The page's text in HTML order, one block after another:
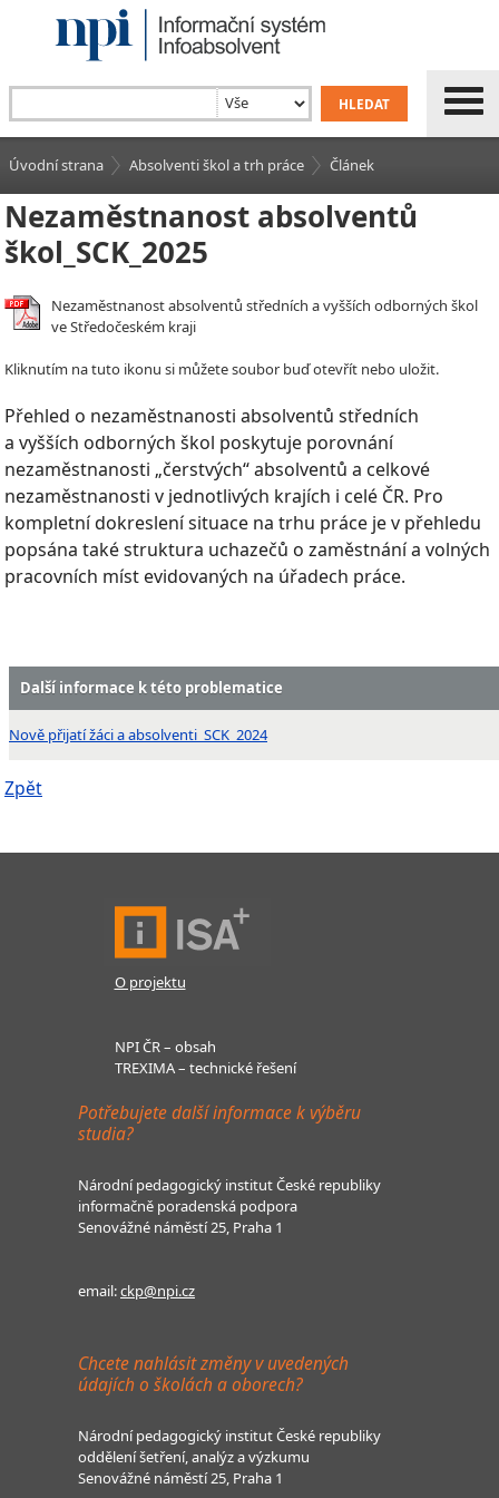
Úvodní strana Absolventi škol a trh práce Článek
Nezaměstnanost absolventů
škol_SCK_2025
Nezaměstnanost absolventů středních a vyšších odborných škol
ve Středočeském kraji
Kliknutím na tuto ikonu si můžete soubor buď otevřít nebo uložit.
Přehled o nezaměstnanosti absolventů středních
a vyšších odborných škol poskytuje porovnání
nezaměstnanosti „čerstvých“ absolventů a celkové
nezaměstnanosti v jednotlivých krajích i celé ČR. Pro
kompletní dokreslení situace na trhu práce je v přehledu
popsána také struktura uchazečů o zaměstnání a volných
pracovních míst evidovaných na úřadech práce.
Další informace k této problematice
Nově přijatí žáci a absolventi_SCK_2024
Zpět
O projektu
NPI ČR – obsah
TREXIMA – technické řešení
Potřebujete další informace k výběru
studia?
Národní pedagogický institut České republiky
informačně poradenská podpora
Senovážné náměstí 25, Praha 1
email:ckp@npi.cz
Chcete nahlásit změny v uvedených
údajích o školách a oborech?
Národní pedagogický institut České republiky
oddělení šetření, analýz a výzkumu
Senovážné náměstí 25, Praha 1